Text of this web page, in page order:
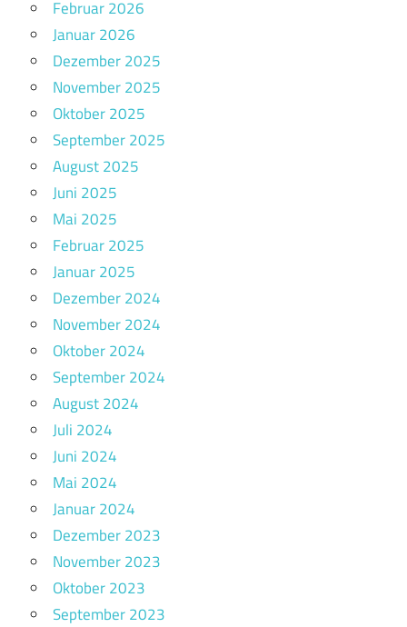
Februar 2026
Januar 2026
Dezember 2025
November 2025
Oktober 2025
September 2025
August 2025
Juni 2025
Mai 2025
Februar 2025
Januar 2025
Dezember 2024
November 2024
Oktober 2024
September 2024
August 2024
Juli 2024
Juni 2024
Mai 2024
Januar 2024
Dezember 2023
November 2023
Oktober 2023
September 2023